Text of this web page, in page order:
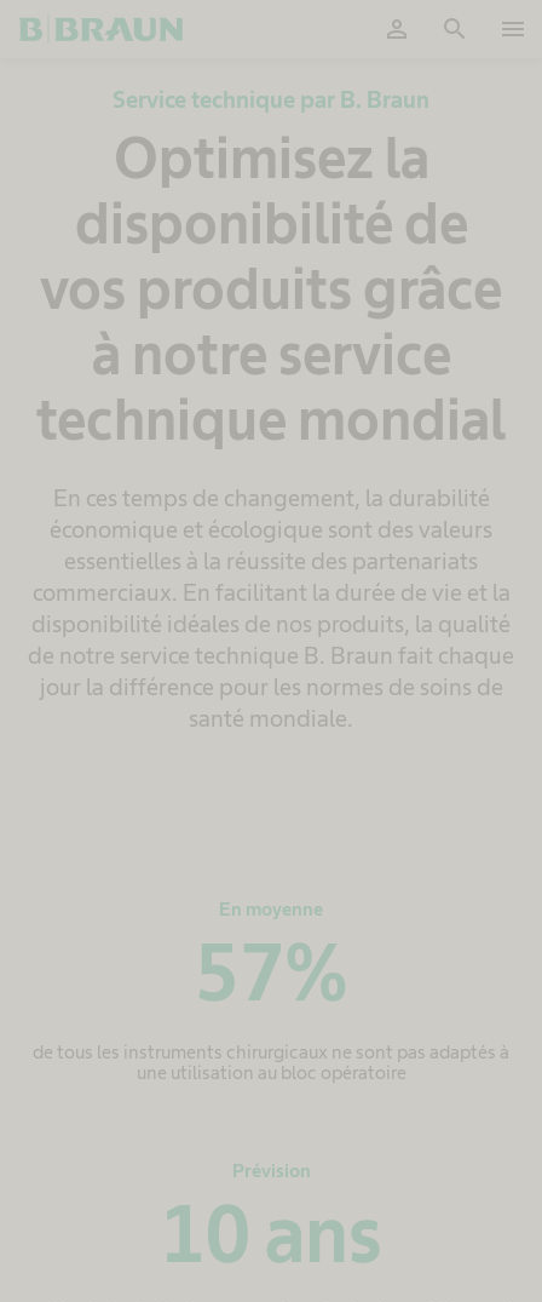
person search menu
Service technique par B. Braun
Optimisez la
disponibilité de
vos produits grâce
à notre service
technique mondial
En ces temps de changement, la durabilité
économique et écologique sont des valeurs
essentielles à la réussite des partenariats
commerciaux. En facilitant la durée de vie et la
disponibilité idéales de nos produits, la qualité
de notre service technique B. Braun fait chaque
jour la différence pour les normes de soins de
santé mondiale.
En moyenne
57%
de tous les instruments chirurgicaux ne sont pas adaptés à
une utilisation au bloc opératoire
Prévision
10 ans